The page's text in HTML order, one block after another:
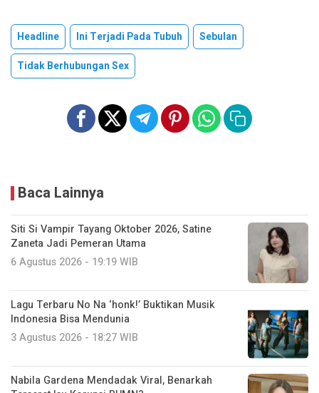
Headline Ini Terjadi Pada Tubuh
Sebulan
Tidak Berhubungan Sex
Baca Lainnya
Siti Si Vampir Tayang Oktober 2026, Satine
Zaneta Jadi Pemeran Utama
6 Agustus 2026 - 19:19 WIB
Lagu Terbaru No Na ‘honk!’ Buktikan Musik
Indonesia Bisa Mendunia
3 Agustus 2026 - 18:27 WIB
Nabila Gardena Mendadak Viral, Benarkah